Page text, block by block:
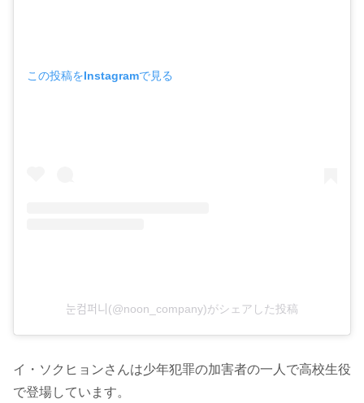
この投稿をInstagramで見る
눈컴퍼니(@noon_company)がシェアした投稿
イ・ソクヒョンさんは少年犯罪の加害者の一人で高校生役
で登場しています。